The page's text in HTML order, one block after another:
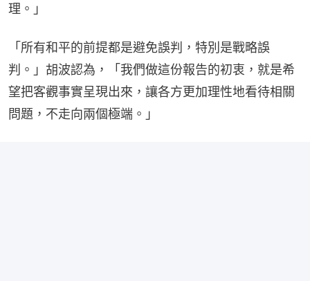
理。」
「所有和平的前提都是避免誤判，特別是戰略誤
判。」胡波認為，「我們做這份報告的初衷，就是希
望把客觀事實呈現出來，讓各方更加理性地看待相關
問題，不走向兩個極端。」